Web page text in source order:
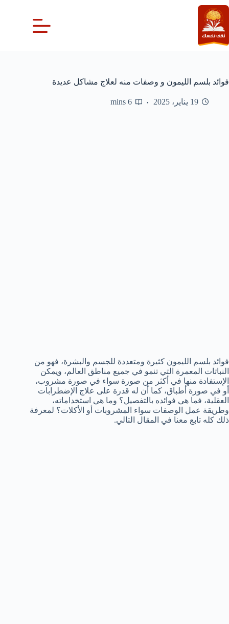
التجاوز
إلى
المحتوى
فوائد بلسم الليمون و وصفات منه لعلاج مشاكل عديدة
19 يناير، 2025 6 mins
فوائد بلسم الليمون كثيرة ومتعددة للجسم والبشرة، فهو من
النباتات المعمرة التي تنمو في جميع مناطق العالم، ويمكن
الإستفادة منها في أكثر من صورة سواء في صورة مشروب،
أو في صورة أطباق، كما أن له قدرة على علاج الإضطرابات
العقلية، فما هي فوائده بالتفصيل؟ وما هي استخداماته،
وطريقة عمل الوصفات سواء المشروبات أو الأكلات؟ لمعرفة
ذلك كله تابع معنا في المقال التالي.